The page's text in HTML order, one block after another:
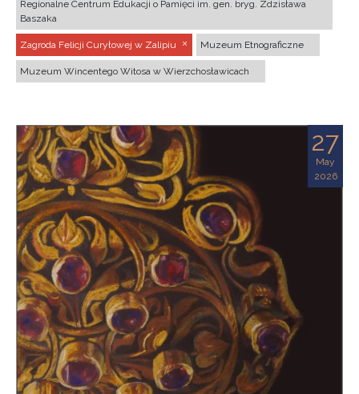
Regionalne Centrum Edukacji o Pamięci im. gen. bryg. Zdzisława
Baszaka
Zagroda Felicji Curyłowej w Zalipiu Muzeum Etnograficzne
Muzeum Wincentego Witosa w Wierzchosławicach
27
May
2026